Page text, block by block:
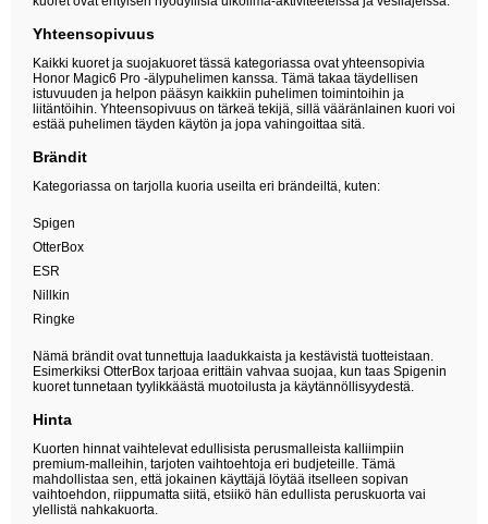
Yhteensopivuus
Kaikki kuoret ja suojakuoret tässä kategoriassa ovat yhteensopivia
Honor Magic6 Pro -älypuhelimen kanssa. Tämä takaa täydellisen
istuvuuden ja helpon pääsyn kaikkiin puhelimen toimintoihin ja
liitäntöihin. Yhteensopivuus on tärkeä tekijä, sillä vääränlainen kuori voi
estää puhelimen täyden käytön ja jopa vahingoittaa sitä.
Brändit
Kategoriassa on tarjolla kuoria useilta eri brändeiltä, kuten:
Spigen
OtterBox
ESR
Nillkin
Ringke
Nämä brändit ovat tunnettuja laadukkaista ja kestävistä tuotteistaan.
Esimerkiksi OtterBox tarjoaa erittäin vahvaa suojaa, kun taas Spigenin
kuoret tunnetaan tyylikkäästä muotoilusta ja käytännöllisyydestä.
Hinta
Kuorten hinnat vaihtelevat edullisista perusmalleista kalliimpiin
premium-malleihin, tarjoten vaihtoehtoja eri budjeteille. Tämä
mahdollistaa sen, että jokainen käyttäjä löytää itselleen sopivan
vaihtoehdon, riippumatta siitä, etsiikö hän edullista peruskuorta vai
ylellistä nahkakuorta.